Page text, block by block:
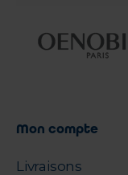
Mon compte
Livraisons